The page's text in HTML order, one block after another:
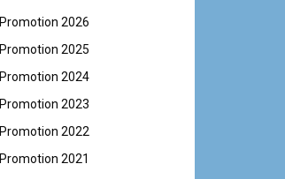
Promotion 2026
Promotion 2025
Promotion 2024
Promotion 2023
Promotion 2022
Promotion 2021